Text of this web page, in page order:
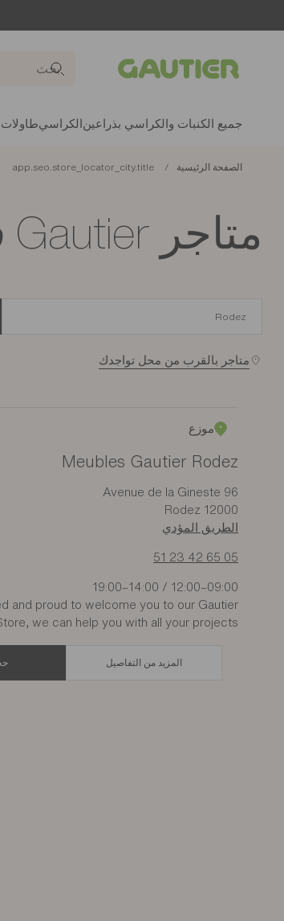
Gautier
جميع الكنبات والكراسي بذراعين الكراسيطاولات
الصفحة الرئيسية app.seo.store_locator_city.title
متاجر Gautier في Rodez
متاجر بالقرب من محل تواجدك
موزع
Meubles Gautier Rodez
96 Avenue de la Gineste
12000 Rodez
الطريق المؤدي
05 65 42 23 51
09:00–12:00 / 14:00–19:00
and proud to welcome you to our Gautier
we can help you with all your projects
المزيد من التفاصيل